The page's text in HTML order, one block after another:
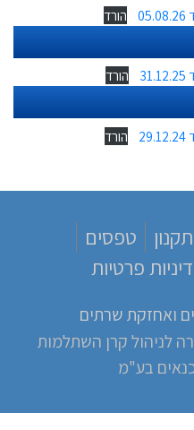
הורד
הורד
הורד
תקנון
טפסים
פרטיות
ואחזקת שרתים
לניהול קרן השתלמות
בע"מ